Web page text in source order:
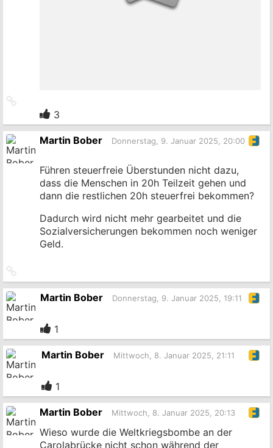
Originalbeitrag
3
Martin Bober Donnerstag, 9. Januar 2025, 20:00
Führen steuerfreie Überstunden nicht dazu,
dass die Menschen in 20h Teilzeit gehen und
dann die restlichen 20h steuerfrei bekommen?
Dadurch wird nicht mehr gearbeitet und die
Sozialversicherungen bekommen noch weniger
Geld.
zum
Originalbeitrag
Martin Bober Donnerstag, 9. Januar 2025, 19:11
1
Martin Bober Mittwoch, 8. Januar 2025, 21:11
1
Martin Bober Mittwoch, 8. Januar 2025, 20:13
Wieso wurde die Weltkriegsbombe an der
Carolabrücke nicht schon während der